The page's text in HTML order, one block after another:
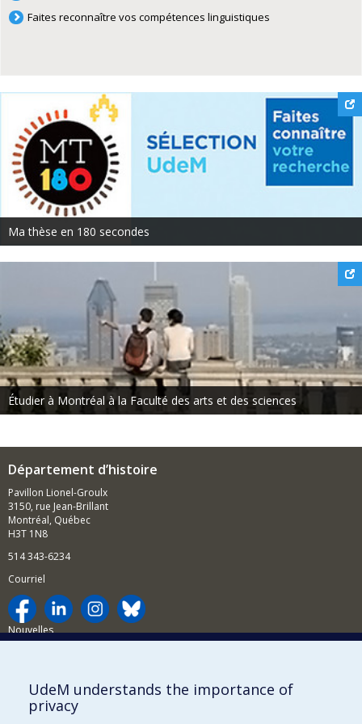
Faites reconnaître vos compétences linguistiques
Ma thèse en 180 secondes
Étudier à Montréal à la Faculté des arts et des sciences
Département d’histoire
Pavillon Lionel-Groulx
3150, rue Jean-Brillant
Montréal, Québec
H3T 1N8
514 343-6234
Courriel
Nouvelles
Comment soutenir le Département?
BESOIN D'AIDE?
UdeM understands the importance of
privacy